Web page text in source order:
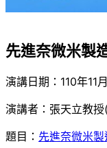
先進奈微米製
演講日期：110年11
演講者：張天立教
題目： 先進奈微米